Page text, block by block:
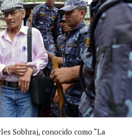
Sobhraj, conocido como “La